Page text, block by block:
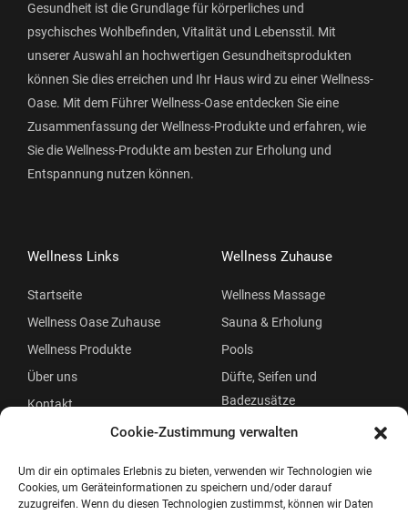
Cookie-Zustimmung verwalten
Um dir ein optimales Erlebnis zu bieten, verwenden wir Technologien wie
Cookies, um Geräteinformationen zu speichern und/oder darauf
zuzugreifen. Wenn du diesen Technologien zustimmst, können wir Daten
Gesundheit ist die Grundlage für körperliches und
psychisches Wohlbefinden, Vitalität und Lebensstil. Mit
unserer Auswahl an hochwertigen Gesundheitsprodukten
können Sie dies erreichen und Ihr Haus wird zu einer Wellness-
Oase. Mit dem Führer Wellness-Oase entdecken Sie eine
Zusammenfassung der Wellness-Produkte und erfahren, wie
Sie die Wellness-Produkte am besten zur Erholung und
Entspannung nutzen können.
Wellness Links
Startseite
Wellness Oase Zuhause
Wellness Produkte
Über uns
Kontakt
Wellness Zuhause
Wellness Massage
Sauna & Erholung
Pools
Düfte, Seifen und
Badezusätze
Beauty